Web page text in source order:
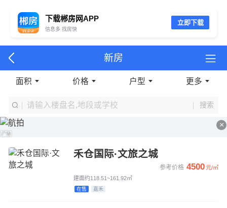
立即下载
下载郴房网APP
信息多 找房快
新房
面积 价格 户型 更多
搜索
×
禾仓国际·文旅之城
参考价格 4500元/㎡
建面约118.51~161.92㎡
在售 嘉禾